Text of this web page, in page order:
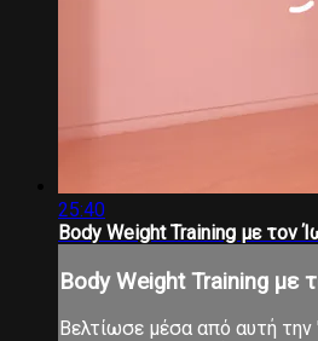
25:40
Body Weight Training με τον
Body Weight Training με
Βελτίωσε μέσα από αυτή